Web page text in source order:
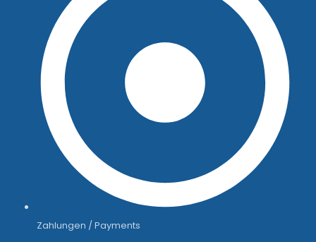
Zahlungen / Payments